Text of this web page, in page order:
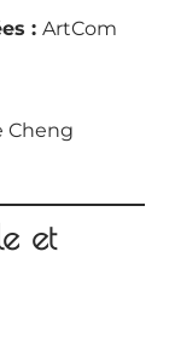
: ArtCom
Cheng
et